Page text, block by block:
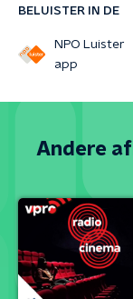
BELUISTER IN DE
NPO Luister
app
Andere